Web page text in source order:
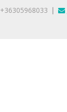
+36305968033 |